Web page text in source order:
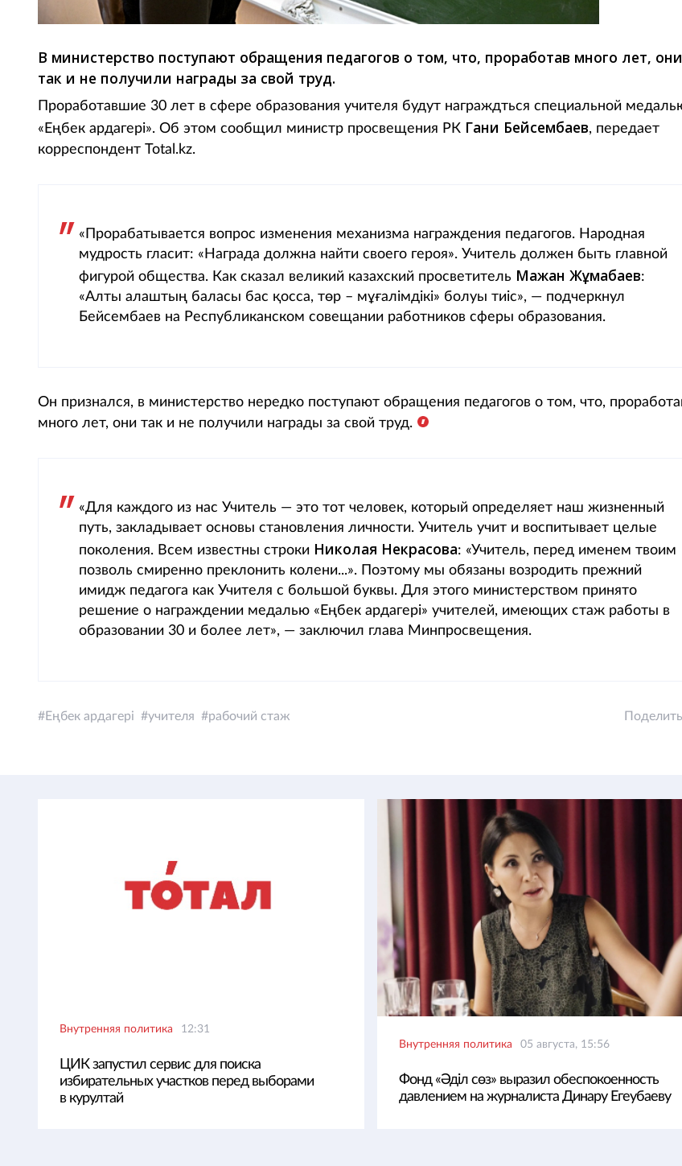
В министерство поступают обращения педагогов о том, что, проработав много лет, они
так и не получили награды за свой труд.
Проработавшие 30 лет в сфере образования учителя будут награждться специальной
«Еңбек ардагері». Об этом сообщил министр просвещения РК Гани Бейсембаев, передает
корреспондент Total.kz.
«Прорабатывается вопрос изменения механизма награждения педагогов. Народная
мудрость гласит: «Награда должна найти своего героя». Учитель должен быть главной
фигурой общества. Как сказал великий казахский просветитель Мағжан Жұмабаев:
«Алты алаштың баласы бас қосса, төр – мұғалімдікі» болуы тиіс», — подчеркнул
Бейсембаев на Республиканском совещании работников сферы образования.
Он признался, в министерство нередко поступают обращения педагогов о том, что,
много лет, они так и не получили награды за свой труд.
«Для каждого из нас Учитель — это тот человек, который определяет наш жизненный
путь, закладывает основы становления личности. Учитель учит и воспитывает целые
поколения. Всем известны строки Николая Некрасова: «Учитель, перед именем твоим
позволь смиренно преклонить колени...». Поэтому мы обязаны возродить прежний
имидж педагога как Учителя с большой буквы. Для этого министерством принято
решение о награждении медалью «Еңбек ардагері» учителей, имеющих стаж работы в
образовании 30 и более лет», — заключил глава Минпросвещения.
Еңбек ардагері учителя рабочий стаж
Внутренняя политика 12:31
ЦИК запустил сервис для поиска
избирательных участков перед выборами
в курултай
Внутренняя политика 05 августа, 15:56
Фонд «Әділ сөз» выразил обеспокоенность
давлением на журналиста Динару Егеубаеву